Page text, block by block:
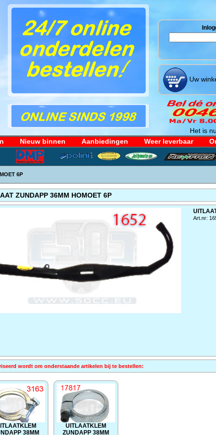
Uw
Het is
Nieuw binnen Aanbiedingen Weer leverbaar
6P
ZUNDAPP 36MM HOMOET 6P
Art.nr:
wordt om onderstaande artikelen bij te bestellen:
38MM
UITLAATKLEM
ZUNDAPP 38MM